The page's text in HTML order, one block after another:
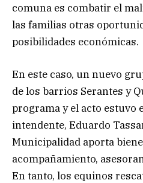
comuna es combatir el
las familias otras
posibilidades económicas.
En este caso, un nuevo
de los barrios Serantes y
programa y el acto estuvo
intendente, Eduardo
Municipalidad aporta
acompañamiento,
En tanto, los equinos